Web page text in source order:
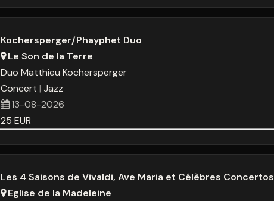
Kochersperger/Phayphet Duo
Le Son de la Terre
Duo Matthieu Kochersperger
Concert Jazz
13-08-2026
25 EUR
Les 4 Saisons de Vivaldi, Ave Maria et Célèbres Concertos
Eglise de la Madeleine